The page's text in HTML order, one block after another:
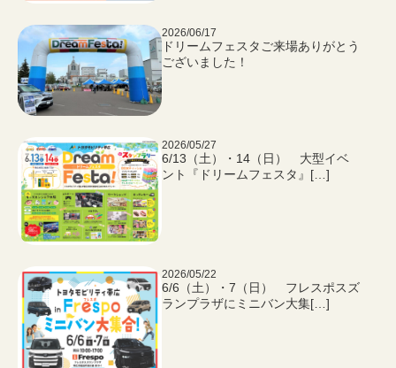
2026/06/17
ドリームフェスタご来場ありがとう
ございました！
2026/05/27
6/13（土）・14（日） 大型イベ
ント『ドリームフェスタ』[…]
2026/05/22
6/6（土）・7（日） フレスポスズ
ランプラザにミニバン大集[…]